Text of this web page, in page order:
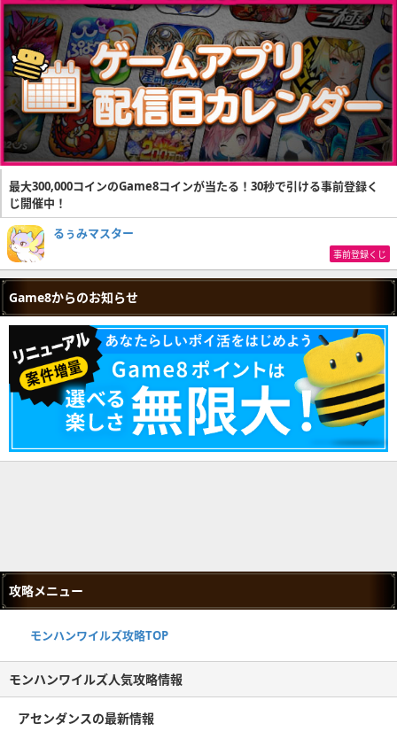
最大300,000コインのGame8コインが当たる！30秒で引ける事前登録く
じ開催中！
るぅみマスター
事前登録くじ
Game8からのお知らせ
攻略メニュー
モンハンワイルズ攻略TOP
モンハンワイルズ人気攻略情報
アセンダンスの最新情報